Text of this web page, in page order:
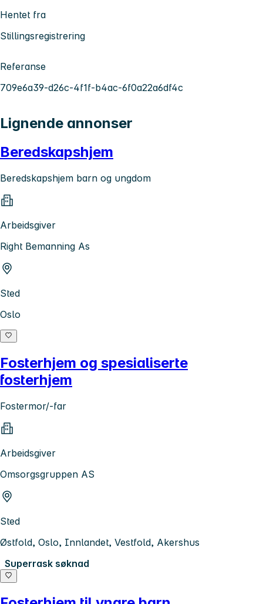
Hentet fra
Stillingsregistrering
Referanse
709e6a39-d26c-4f1f-b4ac-6f0a22a6df4c
Lignende annonser
Beredskapshjem
Beredskapshjem barn og ungdom
Arbeidsgiver
Right Bemanning As
Sted
Oslo
Fosterhjem og spesialiserte
fosterhjem
Fostermor/-far
Arbeidsgiver
Omsorgsgruppen AS
Sted
Østfold, Oslo, Innlandet, Vestfold, Akershus
Superrask søknad